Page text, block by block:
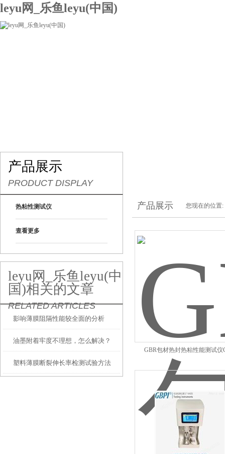
leyu网_乐鱼leyu(中国)
产品展示
PRODUCT DISPLAY
热粘性测试仪
查看更多
leyu网_乐鱼leyu(中
国)相关的文章
RELATED ARTICLES
影响薄膜阻隔性能较全面的分析
油墨附着牢度不理想，怎么解决？
塑料薄膜断裂伸长率检测试验方法
产品展示 您现在的位置:
GBR包材热封热粘性能测试仪